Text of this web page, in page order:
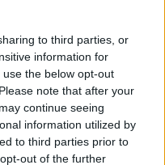
to third parties, or
information for
the below opt-out
note that after your
continue seeing
information utilized by
to third parties prior to
out of the further
OM